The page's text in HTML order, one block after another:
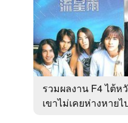
รวมผลงาน F4 ไต้ห
เขาไม่เคยห่างหาย